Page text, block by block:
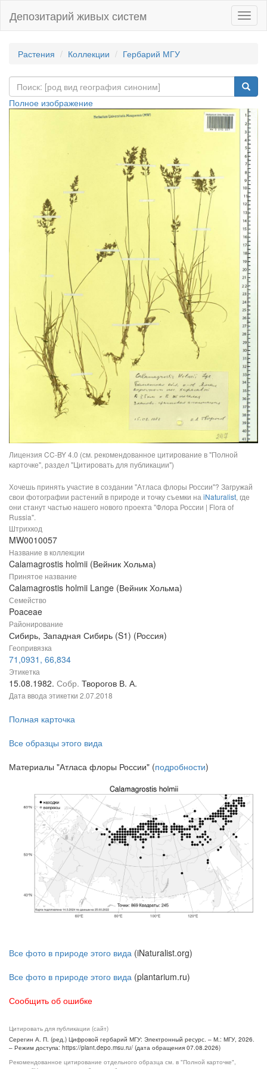
Депозитарий живых систем
Растения Коллекции Гербарий МГУ
Полное изображение
Лицензия CC-BY 4.0 (см. рекомендованное цитирование в "Полной
карточке", раздел "Цитировать для публикации")
Хочешь принять участие в создании "Атласа флоры России"? Загружай
свои фотографии растений в природе и точку съемки на iNaturalist, где
они станут частью нашего нового проекта "Флора России | Flora of
Russia".
Штрихкод
MW0010057
Название в коллекции
Calamagrostis holmii (Вейник Хольма)
Принятое название
Calamagrostis holmii Lange (Вейник Хольма)
Семейство
Poaceae
Районирование
Сибирь, Западная Сибирь (S1) (Россия)
Геопривязка
71,0931, 66,834
Этикетка
15.08.1982. Собр. Творогов В. А.
Дата ввода этикетки 2.07.2018
Полная карточка
Все образцы этого вида
Материалы "Атласа флоры России" (подробности)
Все фото в природе этого вида (iNaturalist.org)
Все фото в природе этого вида (plantarium.ru)
Сообщить об ошибке
Цитировать для публикации (сайт)
Серегин А. П. (ред.) Цифровой гербарий МГУ: Электронный ресурс. – М.: МГУ, 2026.
– Режим доступа: https://plant.depo.msu.ru/ (дата обращения 07.08.2026)
Рекомендованное цитирование отдельного образца см. в "Полной карточке",